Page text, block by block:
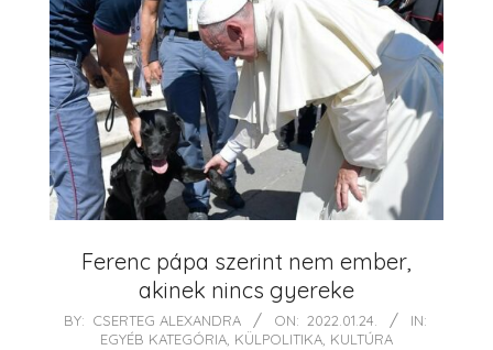
Ferenc pápa szerint nem ember,
akinek nincs gyereke
2022-
BY: CSERTEG ALEXANDRA ON: 2022.01.24.
IN:
EGYÉB KATEGÓRIA KÜLPOLITIKA KULTÚRA